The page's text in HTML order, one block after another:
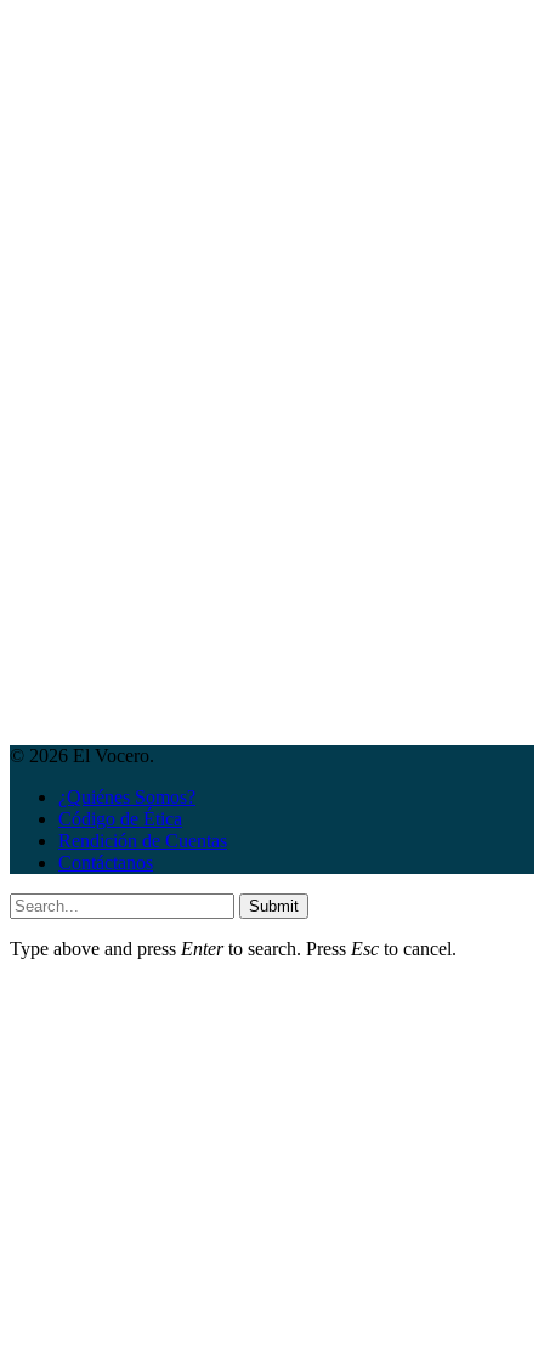
© 2026 El Vocero.
¿Quiénes Somos?
Código de Ética
Rendición de Cuentas
Contáctanos
Submit
Type above and press Enterto search. Press Esc to cancel.